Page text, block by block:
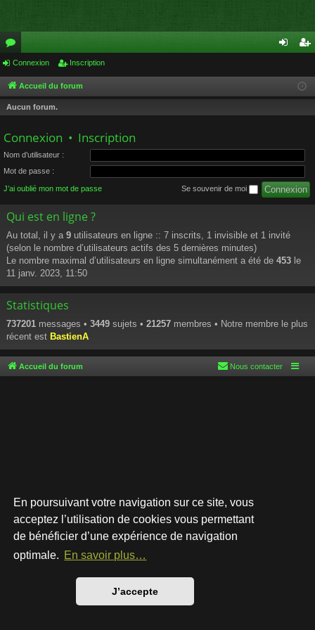
En poursuivant votre navigation sur ce site, vous
acceptez l’utilisation de cookies vous permettant
de bénéficier d’une expérience de navigation
optimale. En savoir plus…
J’accepte
or
u
m
cri
Connexion Inscription
Accueil du forum
Aucun forum.
Connexion • Inscription
Nom d’utilisateur :
Mot de passe :
J’ai oublié mon mot de passe Se souvenir de moi
Qui est en ligne ?
Au total, il y a 9 utilisateurs en ligne :: 7 inscrits, 1 invisible et 1 invité
(selon le nombre d’utilisateurs actifs des 5 dernières minutes)
Le nombre maximal d’utilisateurs en ligne simultanément a été de 453 le
11 janv. 2023, 11:50
Statistiques
737201 messages • 3449 sujets • 21257 membres • Notre membre le plus
récent est BastienA
Accueil du forum Nous contacter
Développé parphpBB® Forum Software © phpBB Limited
Style par
Traduction française officielle